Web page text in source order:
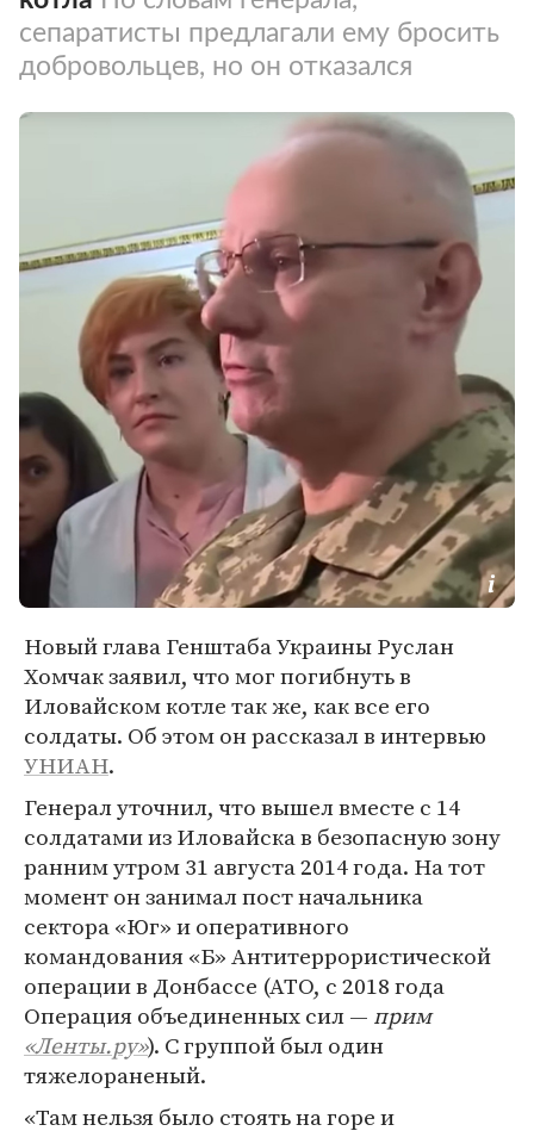
сепаратисты предлагали ему бросить
добровольцев, но он отказался
Новый глава Генштаба Украины Руслан
Хомчак заявил, что мог погибнуть в
Иловайском котле так же, как все его
солдаты. Об этом он рассказал в интервью
УНИАН.
Генерал уточнил, что вышел вместе с 14
солдатами из Иловайска в безопасную зону
ранним утром 31 августа 2014 года. На тот
момент он занимал пост начальника
сектора «Юг» и оперативного
командования «Б» Антитеррористической
операции в Донбассе (АТО, с 2018 года
Операция объединенных сил — прим
«Ленты.ру»). С группой был один
тяжелораненый.
«Там нельзя было стоять на горе и